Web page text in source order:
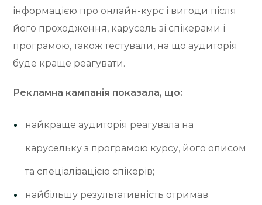
інформацією про онлайн-курс і вигоди після
його проходження, карусель зі спікерами і
програмою, також тестували, на що аудиторія
буде краще реагувати.
Рекламна кампанія показала, що:
найкраще аудиторія реагувала на
карусельку з програмою курсу, його описом
та спеціалізацією спікерів;
найбільшу результативність отримав